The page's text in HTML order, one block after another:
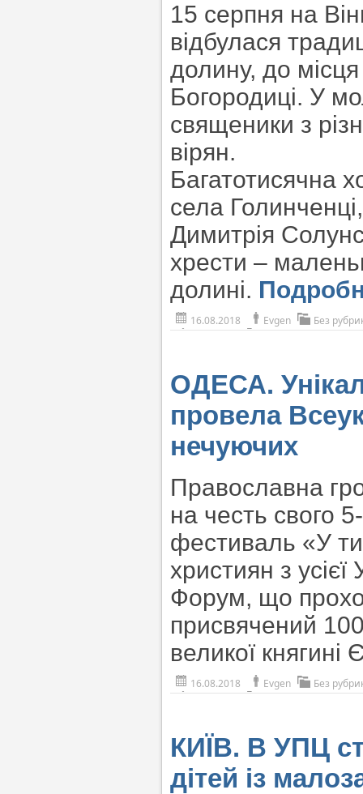
15 серпня на
відбулася
долину, до
Богородиці. У
священики з
вірян.
Багатотисячна
села
Димитрія
хрести –
долині.
16.08.2018 Evgen Без
ОДЕСА.
провела
нечуючих
Православна
на честь свого
фестиваль «У
християн з усієї
Форум, що
присвячений
великої
16.08.2018 Evgen Без
КИЇВ. В УПЦ
дітей із